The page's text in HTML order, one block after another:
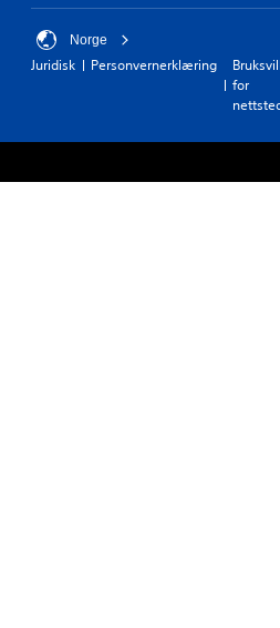
Norge
Juridisk Personvernerklæring
for